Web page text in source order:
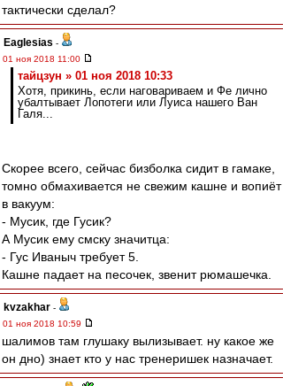
тактически сделал?
Eaglesias -
01 ноя 2018 11:00
тайцзун » 01 ноя 2018 10:33
Хотя, прикинь, если наговариваем и Фе лично
убалтывает Лопотеги или Луиса нашего Ван
Галя...
Скорее всего, сейчас бизболка сидит в гамаке,
томно обмахивается не свежим кашне и вопиёт
в вакуум:
- Мусик, где Гусик?
А Мусик ему смску значитца:
- Гус Иваныч требует 5.
Кашне падает на песочек, звенит рюмашечка.
kvzakhar -
01 ноя 2018 10:59
шалимов там глушаку вылизывает. ну какое же
он дно) знает кто у нас тренеришек назначает.